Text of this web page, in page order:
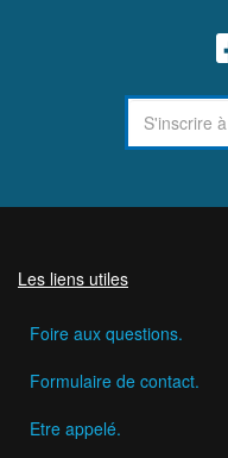
Les liens utiles
Foire aux questions.
Formulaire de contact.
Etre appelé.